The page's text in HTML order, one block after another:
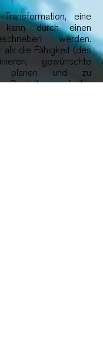
eine
kann durch einen
werden.
als die Fähigkeit (des
gewünschte
planen und zu
Gestaltungsaufgabe